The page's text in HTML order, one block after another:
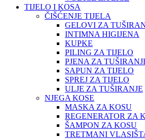
TIJELO I KOSA
ČIŠĆENJE TIJELA
GELOVI ZA
INTIMNA HIGIJENA
KUPKE
PILING ZA TIJELO
PJENA ZA
SAPUN ZA TIJELO
SPREJ ZA TIJELO
ULJE ZA TUŠIRANJE
NJEGA KOSE
MASKA ZA KOSU
REGENERATOR ZA
ŠAMPON ZA KOSU
TRETMANI